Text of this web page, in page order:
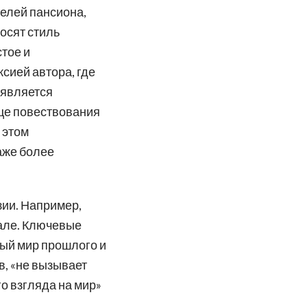
пансиона,
стиль
и
автора, где
повествования
более
Например,
Ключевые
мир прошлого и
«не вызывает
взгляда на мир»